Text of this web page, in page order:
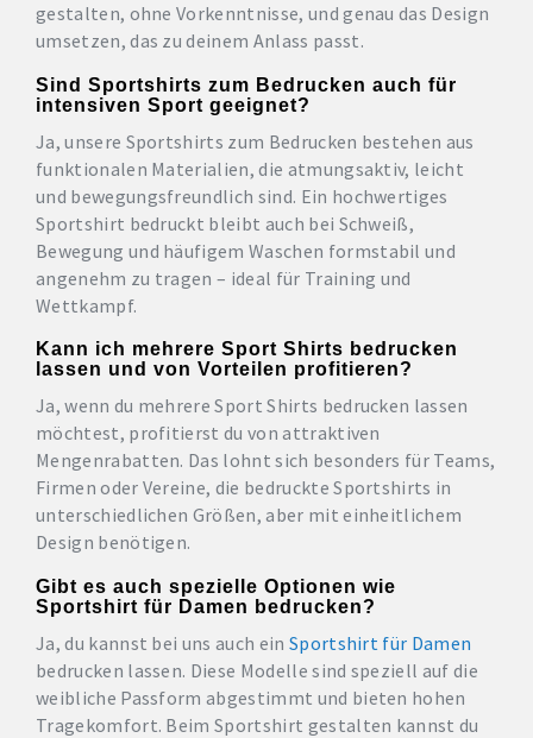
gestalten, ohne Vorkenntnisse, und genau das Design
umsetzen, das zu deinem Anlass passt.
Sind Sportshirts zum Bedrucken auch für
intensiven Sport geeignet?
Ja, unsere Sportshirts zum Bedrucken bestehen aus
funktionalen Materialien, die atmungsaktiv, leicht
und bewegungsfreundlich sind. Ein hochwertiges
Sportshirt bedruckt bleibt auch bei Schweiß,
Bewegung und häufigem Waschen formstabil und
angenehm zu tragen – ideal für Training und
Wettkampf.
Kann ich mehrere Sport Shirts bedrucken
lassen und von Vorteilen profitieren?
Ja, wenn du mehrere Sport Shirts bedrucken lassen
möchtest, profitierst du von attraktiven
Mengenrabatten. Das lohnt sich besonders für Teams,
Firmen oder Vereine, die bedruckte Sportshirts in
unterschiedlichen Größen, aber mit einheitlichem
Design benötigen.
Gibt es auch spezielle Optionen wie
Sportshirt für Damen bedrucken?
Ja, du kannst bei uns auch ein Sportshirt für Damen
bedrucken lassen. Diese Modelle sind speziell auf die
weibliche Passform abgestimmt und bieten hohen
Tragekomfort. Beim Sportshirt gestalten kannst du